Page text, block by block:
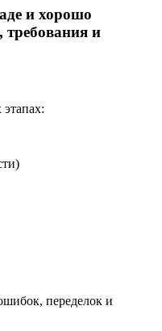
и хорошо
требования и
переделок и